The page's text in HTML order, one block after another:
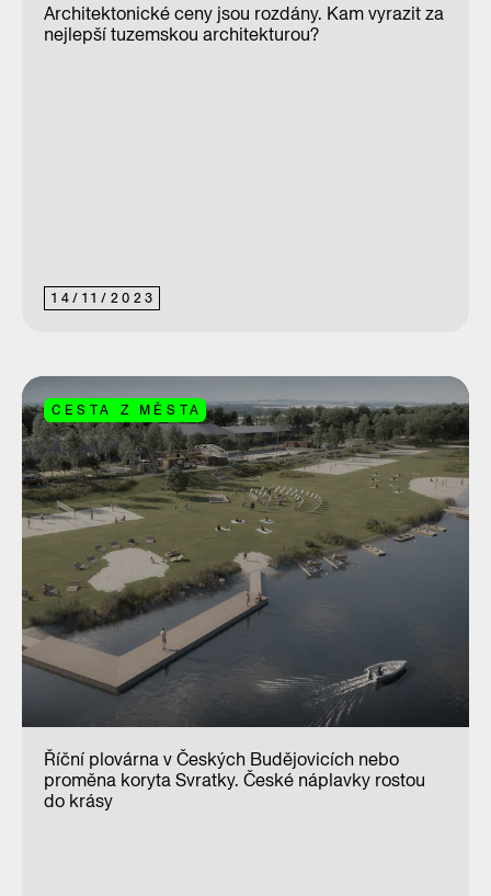
14/ 11/ 2023
Architektonické ceny jsou rozdány. Kam vyrazit za
nejlepší tuzemskou architekturou?
CESTA Z MĚSTA
Říční plovárna v Českých Budějovicích nebo
proměna koryta Svratky. České náplavky rostou
do krásy